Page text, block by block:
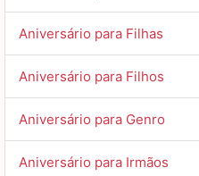
Aniversário para Filhas
Aniversário para Filhos
Aniversário para Genro
Aniversário para Irmãos